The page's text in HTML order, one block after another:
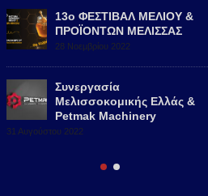
13ο ΦΕΣΤΙΒΑΛ ΜΕΛΙΟΥ &
ΠΡΟΪΟΝΤΩΝ ΜΕΛΙΣΣΑΣ
28 Νοεμβρίου 2022
Συνεργασία
Μελισσοκομικής Ελλάς &
Petmak Machinery
31 Αυγούστου 2022